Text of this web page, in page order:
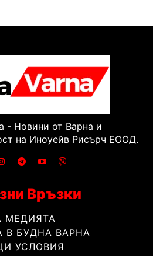
- Новини от Варна и
на Иноуейв Рисърч ЕООД.
Връзки
МЕДИЯТА
В БУДНА ВАРНА
УСЛОВИЯ